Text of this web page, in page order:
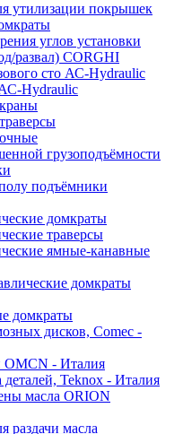
утилизации покрышек
углов установки
развал) CORGHI
сто АС-Hydraulic
Hydraulic
грузоподъёмности
подъёмники
домкраты
траверсы
ямные-канавные
домкраты
домкраты
дисков, Comec -
OMCN - Италия
Teknox - Италия
масла ORION
раздачи масла